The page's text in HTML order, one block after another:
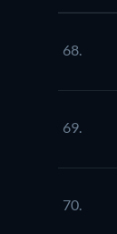
68.
69.
70.